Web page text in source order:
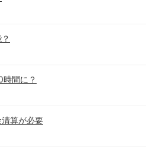
間に？
算が必要